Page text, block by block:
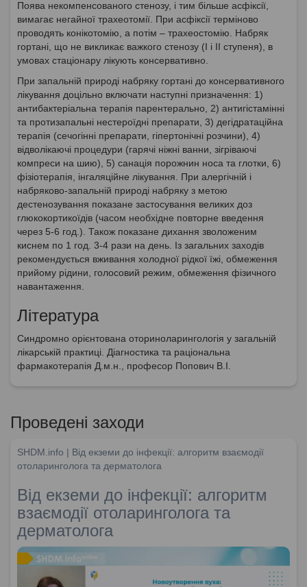
Поява некомпенсованого стенозу, і тим більше асфіксії,
вимагає негайної трахеотомії. При асфіксії терміново
проводять конікотомію, а потім – трахеостомію. Набряк
гортані, що не викликає важкого стенозу (І і ІІ ступеня), в
умовах стаціонару лікують консервативно.
При запальній природі набряку гортані до консервативного
лікування доцільно включати наступні призначення: 1)
антибактеріальна терапія парентерально, 2) антигістамінні
та протизапальні нестероїдні препарати, 3) дегідратаційна
терапія (сечогінні препарати, гіпертонічні розчини), 4)
відволікаючі процедури (гарячі ніжні ванни, зігріваючі
компреси на шию), 5) санація порожнин носа та глотки, 6)
фізіотерапія, інгаляційне лікування. При алергічній і
набряково-запальній природі набряку з метою
дестенозування показане застосування великих доз
глюкокортикоїдів (часом необхідне повторне введення
через 5-6 год.). Також показане дихання зволоженим
киснем по 1 год. 3-4 рази на день. Із загальних заходів
рекомендується вживання холодної рідкої їжі, обмеження
прийому рідини, голосовий режим, обмеження фізичного
навантаження.
Література
Синдромно орієнтована оториноларингологія у загальній
лікарській практиці. Діагностика та раціональна
фармакотерапія Д.м.н., професор Попович В.І.
Проведені заходи
SHDM.info | Від екземи до інфекції: алгоритм взаємодії
отоларинголога та дерматолога
Від екземи до інфекції: алгоритм
взаємодії отоларинголога та
дерматолога